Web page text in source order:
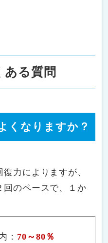
ある質問
くなりますか？
力によりますが、
回のペースで、１か
： 70～80％